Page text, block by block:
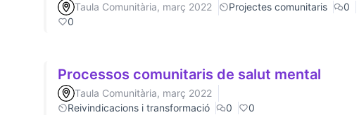
Taula Comunitària, març 2022 Projectes comunitaris
0
0
Processos comunitaris de salut mental
Taula Comunitària, març 2022
Reivindicacions i transformació
0 0